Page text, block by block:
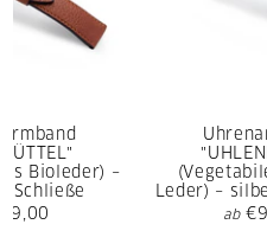
Leder) –
ab
Bioleder) –
Schließe